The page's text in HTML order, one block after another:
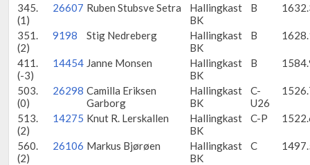
345.
(1)
26607 Ruben Stubsve Setra
Hallingkast
BK
B
351.
(2)
9198 Stig Nedreberg
Hallingkast
BK
B
411.
(-3)
14454 Janne Monsen
Hallingkast
BK
B
503.
(0)
26298 Camilla Eriksen
Garborg
Hallingkast
BK
C-
U26
513.
(2)
14275 Knut R. Lerskallen
Hallingkast
BK
C-P
560.
(2)
26106 Markus Bjørøen
Hallingkast
BK
C